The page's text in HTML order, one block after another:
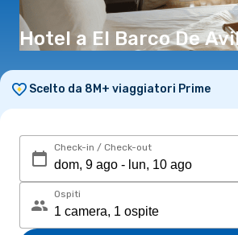
Hotel a El Barco De
Scelto da 8M+ viaggiatori Prime
Check-in / Check-out
Ospiti